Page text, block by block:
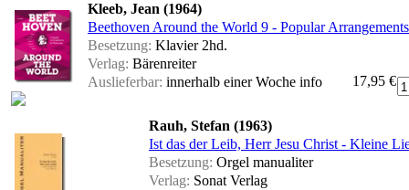
Kleeb, Jean (1964)
Beethoven Around the World 9 - Popular
Besetzung: Klavier 2hd.
Verlag: Bärenreiter
Auslieferbar: innerhalb einer Woche info 17,95 €
Rauh, Stefan (1963)
Ist das der Leib, Herr Jesu Christ - Kleine
Besetzung: Orgel manualiter
Verlag: Sonat Verlag